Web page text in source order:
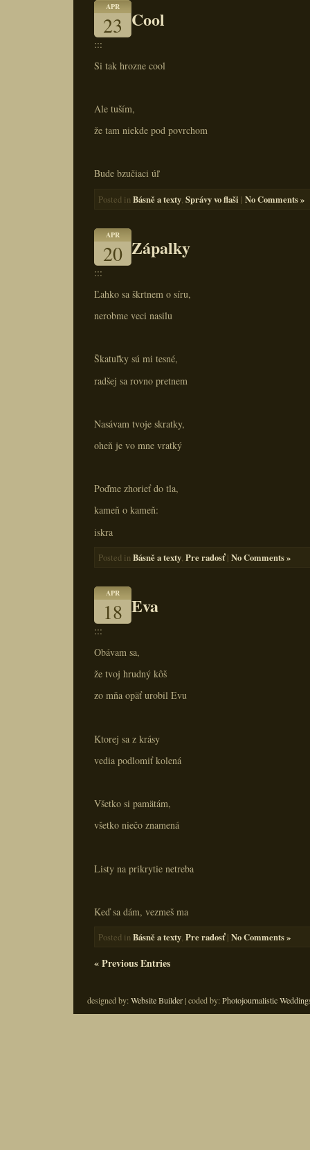
APR
23 Cool
:::
Si tak hrozne cool
Ale tuším,
že tam niekde pod povrchom
Bude bzučiaci úľ
Posted inBásně a texty, Správy vo flaši | No Comments »
APR
20 Zápalky
:::
Ľahko sa škrtnem o síru,
nerobme veci nasilu
Škatuľky sú mi tesné,
radšej sa rovno pretnem
Nasávam tvoje skratky,
oheň je vo mne vratký
Poďme zhorieť do tla,
kameň o kameň:
iskra
Posted inBásně a texty, Pre radosť | No Comments »
APR
18 Eva
:::
Obávam sa,
že tvoj hrudný kôš
zo mňa opäť urobil Evu
Ktorej sa z krásy
vedia podlomiť kolená
Všetko si pamätám,
všetko niečo znamená
Listy na prikrytie netreba
Keď sa dám, vezmeš ma
Posted inBásně a texty, Pre radosť | No Comments »
« Previous Entries
designed by:Website Builder| coded by:Photojournalistic